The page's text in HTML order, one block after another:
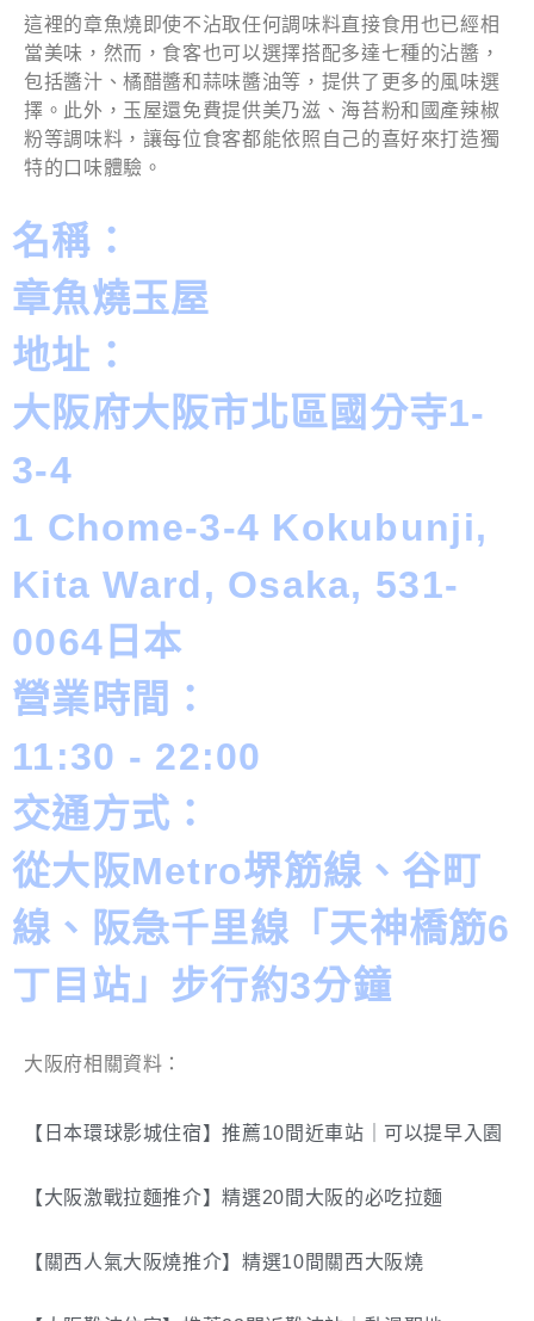
這裡的章魚燒即使不沾取任何調味料直接食用也已經相
當美味，然而，食客也可以選擇搭配多達七種的沾醬，
包括醬汁、橘醋醬和蒜味醬油等，提供了更多的風味選
擇。此外，玉屋還免費提供美乃滋、海苔粉和國產辣椒
粉等調味料，讓每位食客都能依照自己的喜好來打造獨
特的口味體驗。
名稱：
章魚燒玉屋
地址：
大阪府大阪市北區國分寺1-
3-4
1 Chome-3-4 Kokubunji,
Kita Ward, Osaka, 531-
0064日本
營業時間：
11:30 - 22:00
交通方式：
從大阪Metro堺筋線、谷町
線、阪急千里線「天神橋筋6
丁目站」步行約3分鐘
大阪府相關資料：
【日本環球影城住宿】推薦10間近車站｜可以提早入園
【大阪激戰拉麵推介】精選20間大阪的必吃拉麵
【關西人氣大阪燒推介】精選10間關西大阪燒